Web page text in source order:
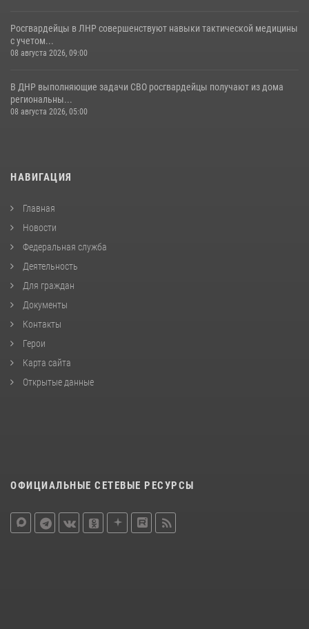
Росгвардейцы в ЛНР совершенствуют навыки тактической медицины
с учетом...
08 августа 2026, 09:00
В ДНР выполняющие задачи СВО росгвардейцы получают из дома
региональны...
08 августа 2026, 05:00
НАВИГАЦИЯ
Главная
Новости
Федеральная служба
Деятельность
Для граждан
Документы
Контакты
Герои
Карта сайта
Открытые данные
ОФИЦИАЛЬНЫЕ СЕТЕВЫЕ РЕСУРСЫ